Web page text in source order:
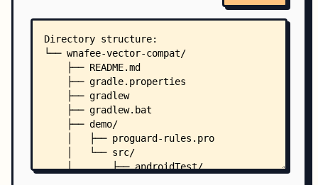
Directory structure:
└── wnafee-vector-compat/
    ├── README.md
    ├── gradle.properties
    ├── gradlew
    ├── gradlew.bat
    ├── demo/
    │   ├── proguard-rules.pro
    │   └── src/
    │       ├── androidTest/